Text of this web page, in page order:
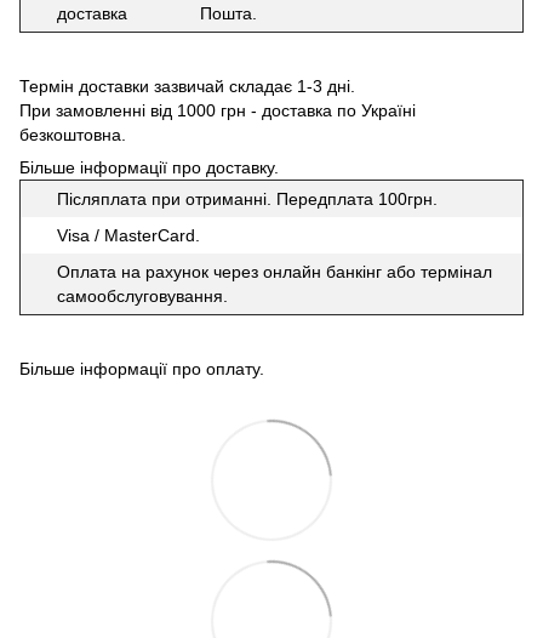
доставка
Пошта.
Термін доставки зазвичай складає 1-3 дні.
При замовленні від 1000 грн - доставка по Україні
безкоштовна.
Більше інформації про доставку.
Післяплата при отриманні. Передплата 100грн.
Visa / MasterCard.
Оплата на рахунок через онлайн банкінг або термінал
самообслуговування.
Більше інформації про оплату.